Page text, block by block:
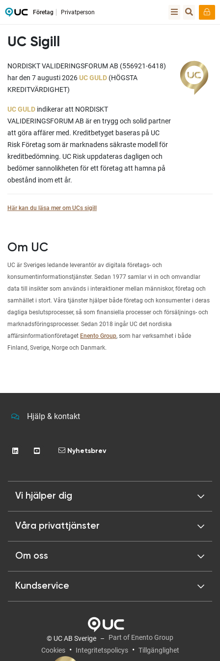
Företag Privatperson
UC Sigill
NORDISKT VALIDERINGSFORUM AB (556921-6418)
har den 7 augusti 2026UC GULD (HÖGSTA
KREDITVÄRDIGHET)
UC GULD indikerar att NORDISKT
VALIDERINGSFORUM AB är en trygg och solid partner
att göra affärer med. Kreditbetyget baseras på UC
Risk Företag som är marknadens säkraste modell för
kreditbedömning. UC Risk uppdateras dagligen och
bedömer sannolikheten för ett företag att hamna på
obestånd inom ett år.
Här kan du läsa mer om UCs sigill
Om UC
UC är Sveriges ledande leverantör av digitala företags- och
konsumentinformationstjänster. Sedan 1977 samlar vi in och omvandlar
data till insikter som används i interaktioner mellan människor, företag och
samhället i stort. Våra tjänster hjälper både företag och konsumenter i deras
dagliga beslutsprocesser, så som finansiella processer och försäljnings- och
marknadsföringsprocesser. Sedan 2018 ingår UC det nordiska
affärsinformationföretaget Enento Group, som har verksamhet i både
Finland, Sverige, Norge och Danmark.
Hjälp & kontakt
Nyhetsbrev
Vi hjälper dig
Våra privattjänster
Om oss
Kundservice
© UC AB Sverige
Part of Enento Group
Cookies
Integritetspolicys Tillgänglighet